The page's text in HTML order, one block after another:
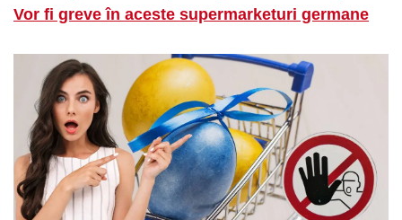
Vor fi greve în aceste supermarketuri germane